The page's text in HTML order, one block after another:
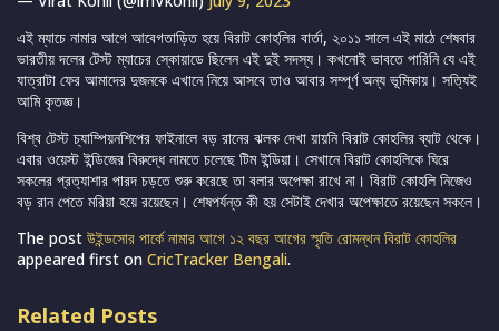
এই ম্যাচে নামার আগে আবেগতাড়িত হয়ে বিরাট কোহলির বার্তা, ২০১১ সালে এই মাঠে শেষবার
ভারতীয় দলের টেস্ট ম্যাচের স্কোয়াডে ছিলেন এই দুই সদস্য। কখনোই ভাবতে পারিনি যে এই
যাত্রাটা ফের আমাদের দুজনকে এখানে নিয়ে আসবে তাও আবার সম্পূর্ণ অন্য ভূমিকায়। সত্যিই
আমি কৃতজ্ঞ।
বিশ্ব টেস্ট চ্যাম্পিয়নশিপের ফাইনালে বড় রানের ঝলক দেখা য়ায়নি বিরাট কোহলির ব্যাট থেকে।
এবার ওয়েস্ট ইন্ডিজের বিরুদ্ধে নামতে চলেছে টিম ইন্ডিয়া। সেখানে বিরাট কোহলিকে ঘিরে
সকলের প্রত্যাশার পারদ চড়তে শুরু করেছে তা বলার অপেক্ষা রাখে না। বিরাট কোহলি নিজেও
বড় রান পেতে মরিয়া হয়ে রয়েছেন। শেষপর্যন্ত কী হয় সেটাই দেখার অপেক্ষাতে রয়েছেন সকলে।
The post উইন্ডসোর পার্কে নামার আগে ১২ বছর আগের স্মৃতি রোমন্থন বিরাট কোহলির
appeared first on CricTracker Bengali.
Related Posts